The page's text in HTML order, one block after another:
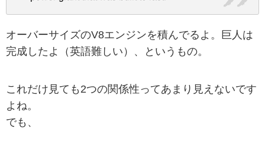
オーバーサイズのV8エンジンを積んでるよ。巨人は
完成したよ（英語難しい）、というもの。
これだけ見ても2つの関係性ってあまり見えないです
よね。
でも、